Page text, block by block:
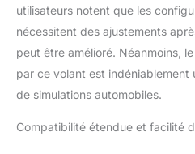
utilisateurs notent que les
nécessitent des ajustements
peut être amélioré. Néanmoins,
par ce volant est indéniablement
de simulations automobiles.
Compatibilité étendue et facilité